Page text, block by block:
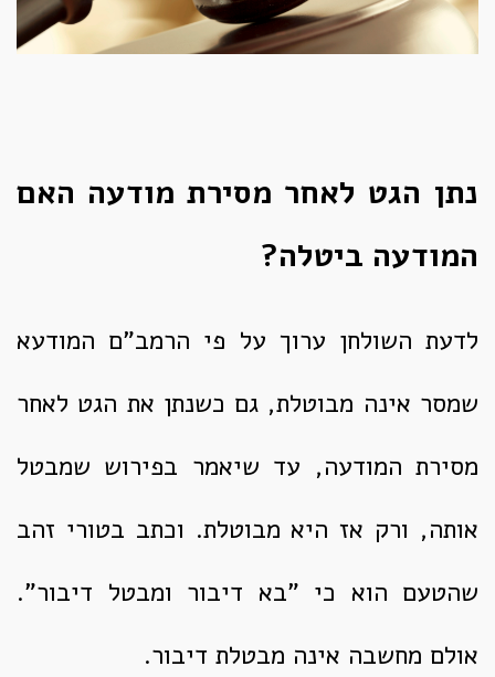
נתן הגט לאחר מסירת מודעה האם
המודעה ביטלה?
לדעת השולחן ערוך על פי הרמב"ם המודעא
שמסר אינה מבוטלת, גם כשנתן את הגט לאחר
מסירת המודעה, עד שיאמר בפירוש שמבטל
אותה, ורק אז היא מבוטלת. וכתב בטורי זהב
שהטעם הוא כי "בא דיבור ומבטל דיבור".
אולם מחשבה אינה מבטלת דיבור.